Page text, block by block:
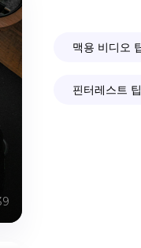
맥용 비디오
핀터레스트 팁